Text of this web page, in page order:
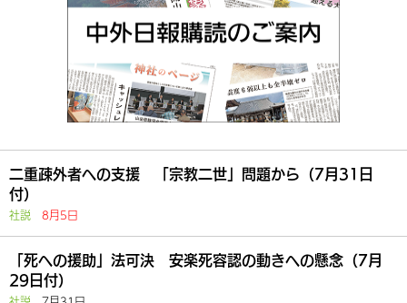
二重疎外者への支援 「宗教二世」問題から（7月31日
付）
社説 8月5日
「死への援助」法可決 安楽死容認の動きへの懸念（7月
29日付）